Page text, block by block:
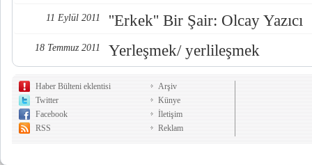
11 Eylül 2011 ''Erkek'' Bir Şair: Olcay Yazıcı
18 Temmuz 2011 Yerleşmek/ yerlileşmek
Haber Bülteni eklentisi
Twitter
Facebook
RSS
Arşiv
Künye
İletişim
Reklam